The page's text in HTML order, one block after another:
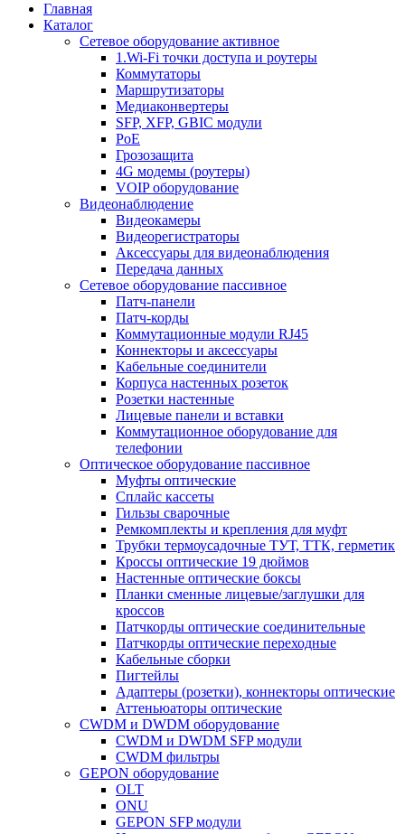
Главная
Каталог
Сетевое оборудование активное
1.Wi-Fi точки доступа и роутеры
Коммутаторы
Маршрутизаторы
Медиаконвертеры
SFP, XFP, GBIC модули
PoE
Грозозащита
4G модемы (роутеры)
VOIP оборудование
Видеонаблюдение
Видеокамеры
Видеорегистраторы
Аксессуары для видеонаблюдения
Передача данных
Сетевое оборудование пассивное
Патч-панели
Патч-корды
Коммутационные модули RJ45
Коннекторы и аксессуары
Кабельные соединители
Корпуса настенных розеток
Розетки настенные
Лицевые панели и вставки
Коммутационное оборудование для
телефонии
Оптическое оборудование пассивное
Муфты оптические
Сплайс кассеты
Гильзы сварочные
Ремкомплекты и крепления для муфт
Трубки термоусадочные ТУТ, ТТК, герметик
Кроссы оптические 19 дюймов
Настенные оптические боксы
Планки сменные лицевые/заглушки для
кроссов
Патчкорды оптические соединительные
Патчкорды оптические переходные
Кабельные сборки
Пигтейлы
Адаптеры (розетки), коннекторы оптические
Аттеньюаторы оптические
CWDM и DWDM оборудование
CWDM и DWDM SFP модули
CWDM фильтры
GEPON оборудование
OLT
ONU
GEPON SFP модули